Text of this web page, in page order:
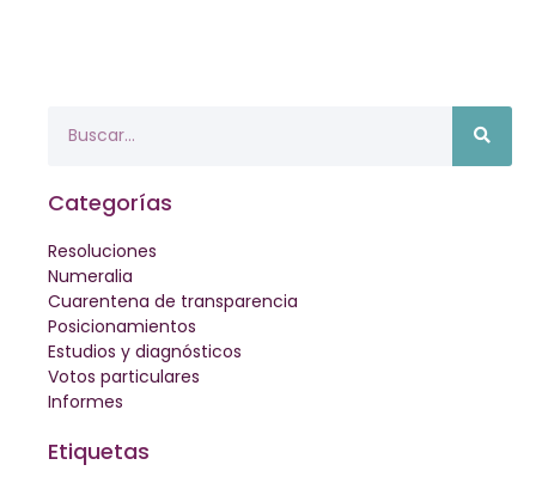
Categorías
Resoluciones
Numeralia
Cuarentena de transparencia
Posicionamientos
Estudios y diagnósticos
Votos particulares
Informes
Etiquetas